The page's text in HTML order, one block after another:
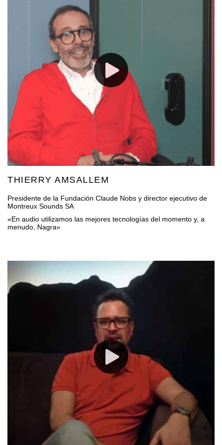
THIERRY AMSALLEM
Presidente de la Fundación Claude Nobs y director ejecutivo de
Montreux Sounds SA
«En audio utilizamos las mejores tecnologías del momento y, a
menudo, Nagra»